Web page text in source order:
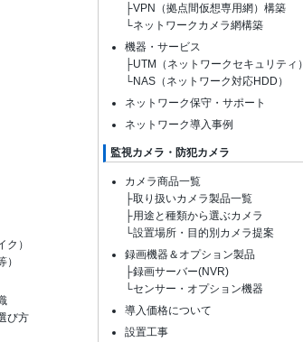
）
び方
├VPN（拠点間仮想専用網）構築
└ネットワークカメラ網構築
機器・サービス
├UTM（ネットワークセキュリティ）
└NAS（ネットワーク対応HDD）
ネットワーク保守・サポート
ネットワーク導入事例
監視カメラ・防犯カメラ
カメラ商品一覧
├取り扱いカメラ製品一覧
├用途と種類から選ぶカメラ
└設置場所・目的別カメラ提案
録画機器＆オプション製品
├録画サーバー(NVR)
└センサー・オプション機器
導入価格について
設置工事